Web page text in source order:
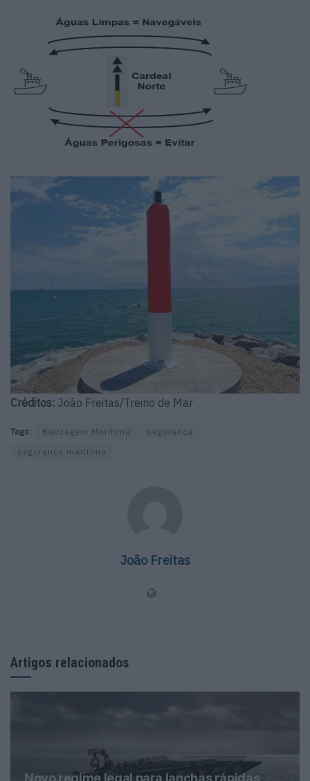
Créditos: João Freitas/Treino de Mar
Tags: Balizagem Marítima
segurança
segurança marítima
João Freitas
Artigos relacionados
Novo regime legal para lanchas rápidas